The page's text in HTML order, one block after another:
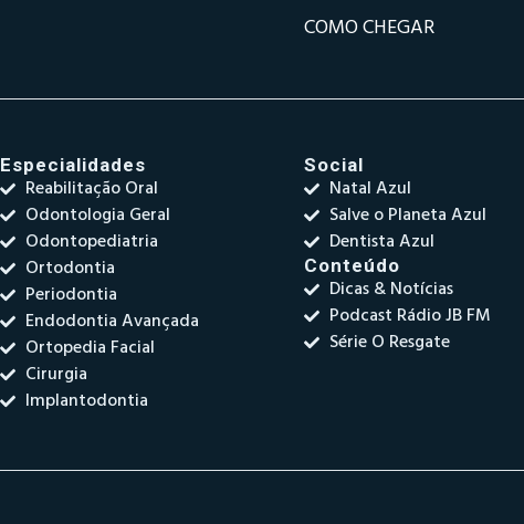
COMO CHEGAR
Especialidades
Reabilitação Oral
Odontologia Geral
Odontopediatria
Ortodontia
Periodontia
Endodontia Avançada
Ortopedia Facial
Cirurgia
Implantodontia
Social
Natal Azul
Salve o Planeta Azul
Dentista Azul
Conteúdo
Dicas & Notícias
Podcast Rádio JB FM
Série O Resgate